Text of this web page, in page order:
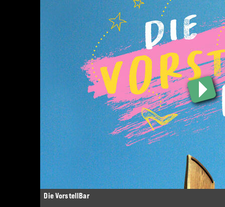
Die VorstellBar